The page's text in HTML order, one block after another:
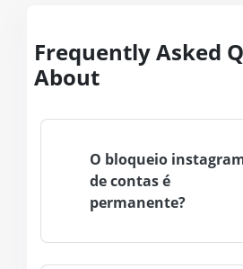
Frequently Asked
About
O bloqueio
de contas é
permanente?